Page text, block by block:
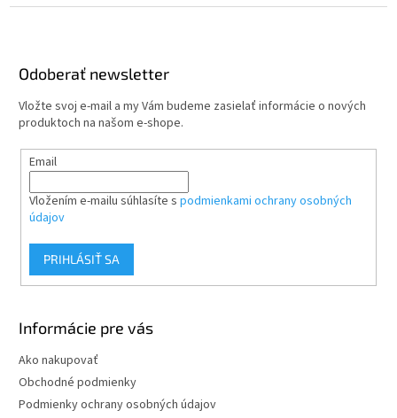
Odoberať newsletter
Vložte svoj e-mail a my Vám budeme zasielať informácie o nových
produktoch na našom e-shope.
Email
Vložením e-mailu súhlasíte s podmienkami ochrany osobných
údajov
PRIHLÁSIŤ SA
Informácie pre vás
Ako nakupovať
Obchodné podmienky
Podmienky ochrany osobných údajov